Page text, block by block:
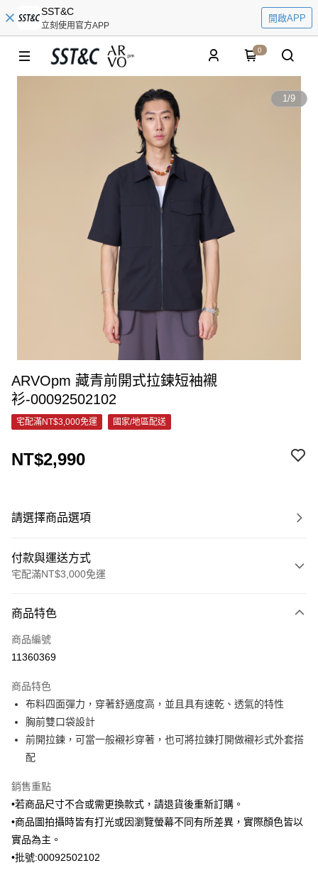
SST&C
立刻使用官方APP
開啟APP
0
1/9
ARVOpm 藏青前開式拉鍊短袖襯
衫-00092502102
宅配滿NT$3,000免運 國家/地區配送
NT$2,990
請選擇商品選項
付款與運送方式
宅配滿NT$3,000免運
信用卡一次付款
信用卡分期付款
合作金庫商業銀行
華南商業銀行
彰化商業銀行
上海商業儲蓄銀行
國泰世華商業銀行
兆豐國際商業銀行
臺灣中小企業銀行
聯邦商業銀行
元大商業銀行
永豐商業銀行
台新國際商業銀行
中國信託商業銀行
台灣樂天信用卡公司
6 期 0 利率 每期
華南商業銀行
上海商業儲蓄銀行
台北富邦商業銀行
國泰世華商業銀行
匯豐（台灣）商業銀行
聯邦商業銀行
遠東國際商業銀行
元大商業銀行
永豐商業銀行
玉山商業銀行
台灣樂天信用卡公司
Apple Pay
街口支付
運送方式
新竹物流宅配
每筆NT$120，滿NT$3,000(含以上)免運費
商品特色
商品編號
11360369
商品特色
布料四面彈力，穿著舒適度高，並且具有速乾、透氣的特性
胸前雙口袋設計
前開拉鍊，可當一般襯衫穿著，也可將拉鍊打開做襯衫式外套搭
配
銷售重點
•若商品尺寸不合或需更換款式，請退貨後重新訂購。
•商品圖拍攝時皆有打光或因瀏覽螢幕不同有所差異，實際顏色皆以
實品為主。
•批號:00092502102